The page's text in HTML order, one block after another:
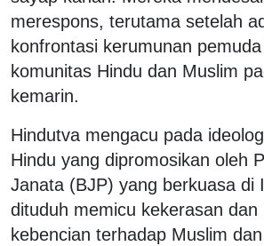
merespons, terutama setelah
konfrontasi kerumunan
komunitas Hindu dan Muslim
kemarin.
Hindutva mengacu pada
Hindu yang dipromosikan oleh
Janata (BJP) yang berkuasa di
dituduh memicu kekerasan dan
kebencian terhadap Muslim